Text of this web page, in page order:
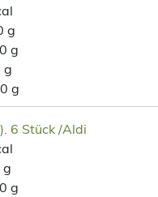
g
g
g
g
6 Stück /Aldi
g
g